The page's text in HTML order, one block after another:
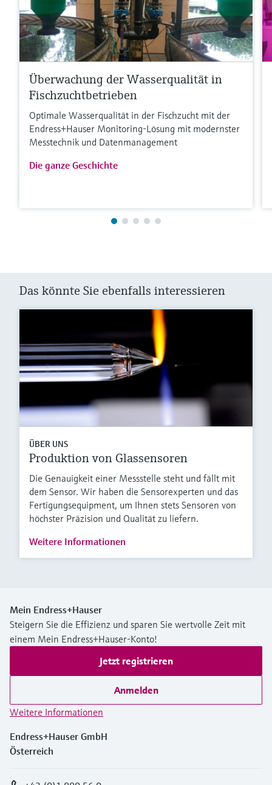
Überwachung der Wasserqualität in
Fischzuchtbetrieben
Optimale Wasserqualität in der Fischzucht mit der
Endress+Hauser Monitoring-Lösung mit modernster
Messtechnik und Datenmanagement
Die ganze Geschichte
Das könnte Sie ebenfalls interessieren
ÜBER UNS
Produktion von Glassensoren
Die Genauigkeit einer Messstelle steht und fällt mit
dem Sensor. Wir haben die Sensorexperten und das
Fertigungsequipment, um Ihnen stets Sensoren von
höchster Präzision und Qualität zu liefern.
Weitere Informationen
Mein Endress+Hauser
Steigern Sie die Effizienz und sparen Sie wertvolle Zeit mit
einem Mein Endress+Hauser-Konto!
Jetzt registrieren
Anmelden
Weitere Informationen
Endress+Hauser GmbH
Österreich